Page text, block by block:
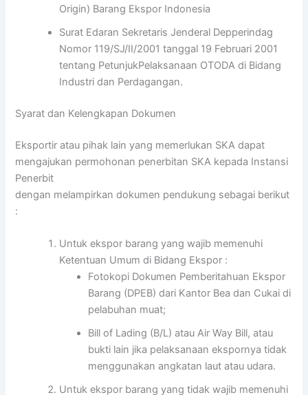
Origin) Barang Ekspor Indonesia
Surat Edaran Sekretaris Jenderal Depperindag
Nomor 119/SJ/II/2001 tanggal 19 Februari 2001
tentang PetunjukPelaksanaan OTODA di Bidang
Industri dan Perdagangan.
Syarat dan Kelengkapan Dokumen
Eksportir atau pihak lain yang memerlukan SKA dapat
mengajukan permohonan penerbitan SKA kepada Instansi
Penerbit
dengan melampirkan dokumen pendukung sebagai berikut
:
Untuk ekspor barang yang wajib memenuhi
Ketentuan Umum di Bidang Ekspor :
Fotokopi Dokumen Pemberitahuan Ekspor
Barang (DPEB) dari Kantor Bea dan Cukai di
pelabuhan muat;
Bill of Lading (B/L) atau Air Way Bill, atau
bukti lain jika pelaksanaan ekspornya tidak
menggunakan angkatan laut atau udara.
Untuk ekspor barang yang tidak wajib memenuhi